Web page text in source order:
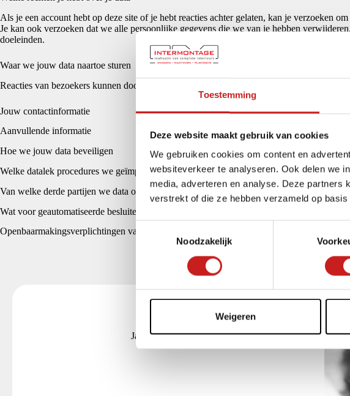
Toestemming
Deze website maakt gebruik van cookies
We gebruiken cookies om content en
websiteverkeer te analyseren. Ook delen we
media, adverteren en analyse. Deze partners
verstrekt of die ze hebben verzameld op
i
Noodzakelijk
Weigeren
Als je een account hebt op deze site of je hebt reacties achter gelaten, kan je verzoeken
Je kan ook verzoeken dat we alle persoonlijke gegevens die we van je hebben
doeleinden.
Waar we jouw data naartoe sturen
Reacties van bezoekers kunnen door een geautomatiseerde spamdetectie service geleid
Jouw contactinformatie
Aanvullende informatie
Hoe we jouw data beveiligen
Welke datalek procedures we geïmplementeerd hebben
Van welke derde partijen we data ontvangen
Wat voor geautomatiseerde besluiten we nemen en profilering we doen met
Openbaarmakingsverplichtingen van de industrie
Jacquelien Karssies